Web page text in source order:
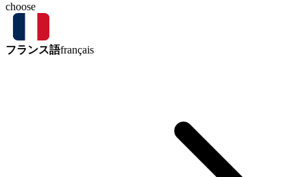
choose
フランス語français